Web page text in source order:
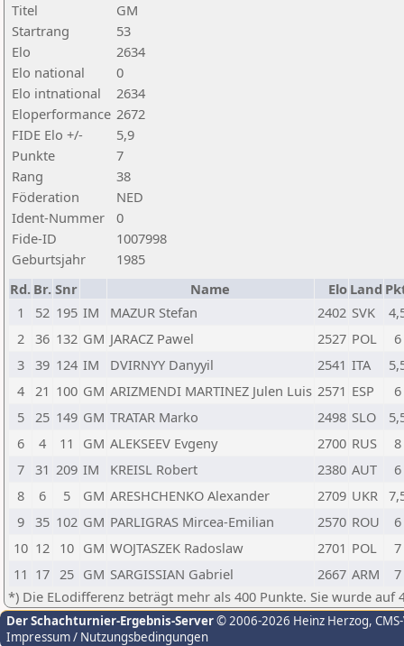
Titel
GM
Startrang
53
Elo
2634
Elo national
0
Elo intnational
2634
Eloperformance 2672
FIDE Elo +/-
5,9
Punkte
7
Rang
38
Föderation
NED
Ident-Nummer
0
Fide-ID
1007998
Geburtsjahr
1985
Rd. Br. Snr Name Elo Land
1
52 195 IM MAZUR Stefan 2402 SVK
2
36 132 GM JARACZ Pawel 2527 POL
6
3
39 124 IM DVIRNYY Danyyil 2541 ITA
4
21 100 GM ARIZMENDI MARTINEZ Julen Luis 2571 ESP
6
5
25 149 GM TRATAR Marko 2498 SLO
6
4 11 GM ALEKSEEV Evgeny 2700 RUS
8
7
31 209 IM KREISL Robert 2380 AUT
6
8
6 5 GM ARESHCHENKO Alexander 2709 UKR
9
35 102 GM PARLIGRAS Mircea-Emilian 2570 ROU
6
10 12 10 GM WOJTASZEK Radoslaw 2701 POL
7
11 17 25 GM SARGISSIAN Gabriel 2667 ARM
7
*) Die ELodifferenz beträgt mehr als 400 Punkte. Sie wurde auf
Der Schachturnier-Ergebnis-Server© 2006-2026 Heinz Herzog,
Impressum / Nutzungsbedingungen